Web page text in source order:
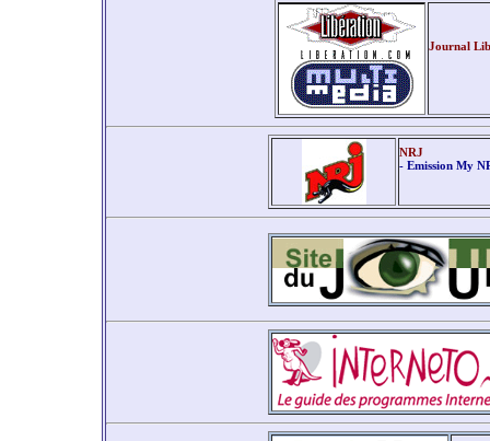
Journal
NRJ
- Emission My